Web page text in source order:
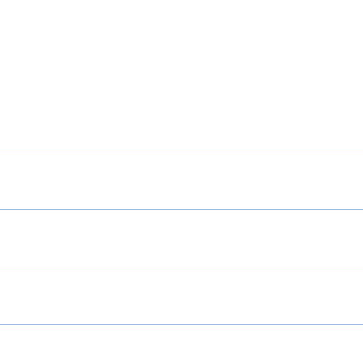
i pori, le imperfezioni e uniforma
la stesura. Texture leggera, vellutata e dal
11, silica, caprylic/capric triglyceride, glycerin,